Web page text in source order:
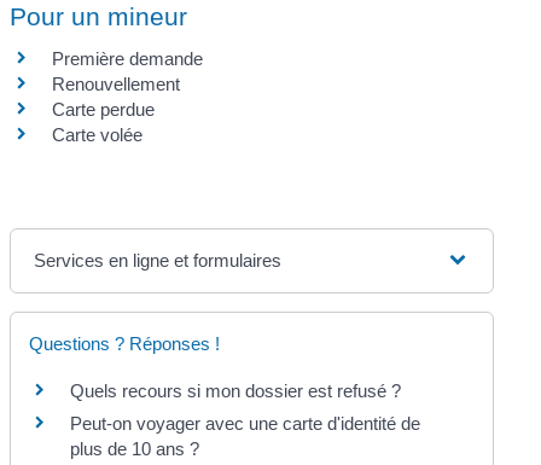
Pour un mineur
Première demande
Renouvellement
Carte perdue
Carte volée
Services en ligne et formulaires
Questions ? Réponses !
Quels recours si mon dossier est refusé ?
Peut-on voyager avec une carte d'identité de
plus de 10 ans ?